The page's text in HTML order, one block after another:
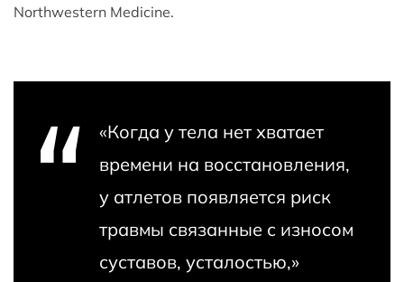
Northwestern Medicine.
«Когда у тела нет хватает
времени на восстановления,
у атлетов появляется риск
травмы связанные с износом
суставов, усталостью,»